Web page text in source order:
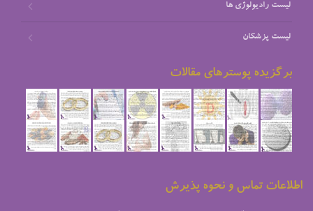
لیست رادیولوژی ها
لیست پزشکان
برگزیده پوسترهای مقالات
اطلاعات تماس و نحوه پذیرش